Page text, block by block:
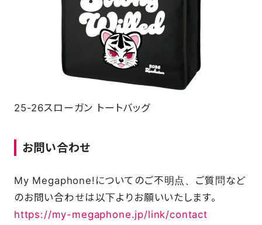
25-26スローガン トートバッグ
お問い合わせ
My Megaphone!についてのご不明点、ご質問など
のお問い合わせは以下よりお願いいたします。
https://my-megaphone.jp/link/contact